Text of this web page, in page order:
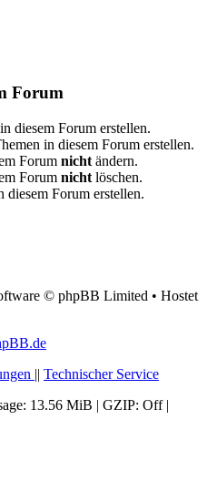
Forum
diesem Forum erstellen.
in diesem Forum erstellen.
Forum nicht ändern.
Forum nicht löschen.
diesem Forum erstellen.
© phpBB Limited • Hostet
|| Technischer Service
13.56 MiB | GZIP: Off |